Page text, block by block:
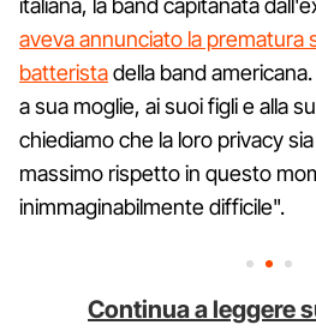
italiana, la band capitanata
aveva annunciato la prematura
batteristadella band
a sua moglie, ai suoi figli e alla
chiediamo che la loro privacy
massimo rispetto in questo
inimmaginabilmente difficile".
Continua a leggere